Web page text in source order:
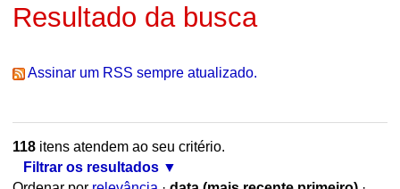
Resultado da busca
Assinar um RSS sempre atualizado.
118itens atendem ao seu critério.
Filtrar os resultados